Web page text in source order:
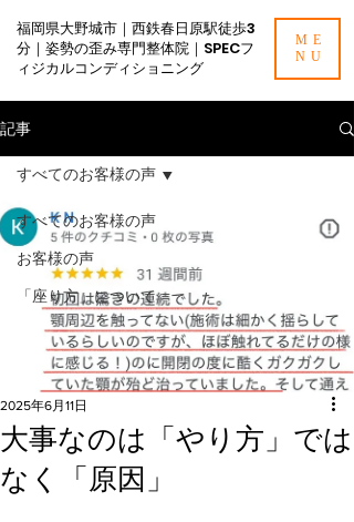
福岡県大野城市｜西鉄春日原駅徒歩3
分｜姿勢の歪み専門整体院｜SPECフ
ィジカルコンディショニング
ME
NU
記事
すべてのお客様の声
お客様の声
「座り方」について
すべてのお客様の声
大事なのは「やり方」では
なく「原因」
2025年6月11日